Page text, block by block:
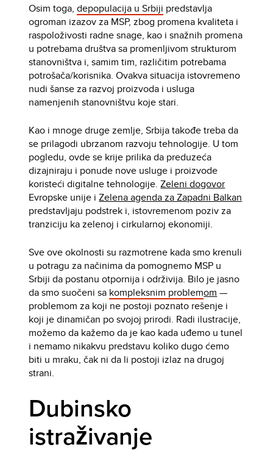
Osim toga,depopulacija u Srbiji predstavlja
ogroman izazov za MSP, zbog promena kvaliteta i
raspoloživosti radne snage, kao i snažnih promena
u potrebama društva sa promenljivom strukturom
stanovništva i, samim tim, različitim potrebama
potrošača/korisnika. Ovakva situacija istovremeno
nudi šanse za razvoj proizvoda i usluga
namenjenih stanovništvu koje stari.
Kao i mnoge druge zemlje, Srbija takođe treba da
se prilagodi ubrzanom razvoju tehnologije. U tom
pogledu, ovde se krije prilika da preduzeća
dizajniraju i ponude nove usluge i proizvode
koristeći digitalne tehnologije.Zeleni dogovor
Evropske unije iZelena agenda za Zapadni Balkan
predstavljaju podstrek i, istovremenom poziv za
tranziciju ka zelenoj i cirkularnoj ekonomiji.
Sve ove okolnosti su razmotrene kada smo krenuli
u potragu za načinima da pomognemo MSP u
Srbiji da postanu otpornija i održivija. Bilo je jasno
da smo suočeni sa kompleksnim problemom —
problemom za koji ne postoji poznato rešenje i
koji je dinamičan po svojoj prirodi. Radi ilustracije,
možemo da kažemo da je kao kada uđemo u tunel
i nemamo nikakvu predstavu koliko dugo ćemo
biti u mraku, čak ni da li postoji izlaz na drugoj
strani.
Dubinsko
istraživanje